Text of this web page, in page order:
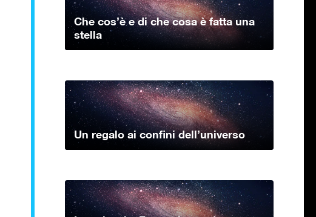
Che cos’è e di che cosa è fatta una
stella
Un regalo ai confini dell’universo